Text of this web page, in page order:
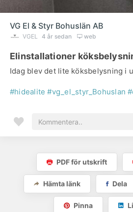
VG El & Styr Bohuslän AB
VGEL 4 år sedan web
Elinstallationer
Idag blev det lite köksbelysning i
#hidealite #vg_el_styr_Bohuslan
PDF för utskrift
Hämta länk Dela
Pinna